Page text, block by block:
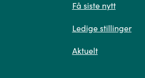
deg vår mest
Få siste nytt
Ledige stillinger
Aktuelt